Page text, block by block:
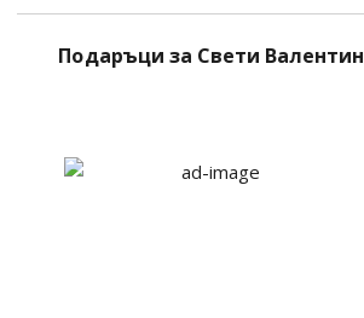
Подаръци за Свети Валентин